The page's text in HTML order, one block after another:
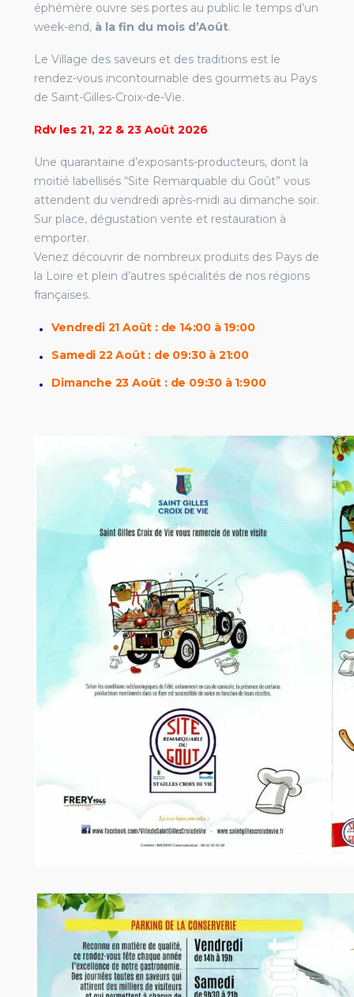
éphémère ouvre ses portes au public le temps d’un
week-end, à la fin du mois d’Août.
Le Village des saveurs et des traditions est le
rendez-vous incontournable des gourmets au Pays
de Saint-Gilles-Croix-de-Vie.
Rdv les 21, 22 & 23 Août 2026
Une quarantaine d’exposants-producteurs, dont la
moitié labellisés “Site Remarquable du Goût” vous
attendent du vendredi après-midi au dimanche soir.
Sur place, dégustation vente et restauration à
emporter.
Venez découvrir de nombreux produits des Pays de
la Loire et plein d’autres spécialités de nos régions
françaises.
Vendredi 21 Août : de 14:00 à 19:00
Samedi 22 Août : de 09:30 à 21:00
Dimanche 23 Août : de 09:30 à 1:900